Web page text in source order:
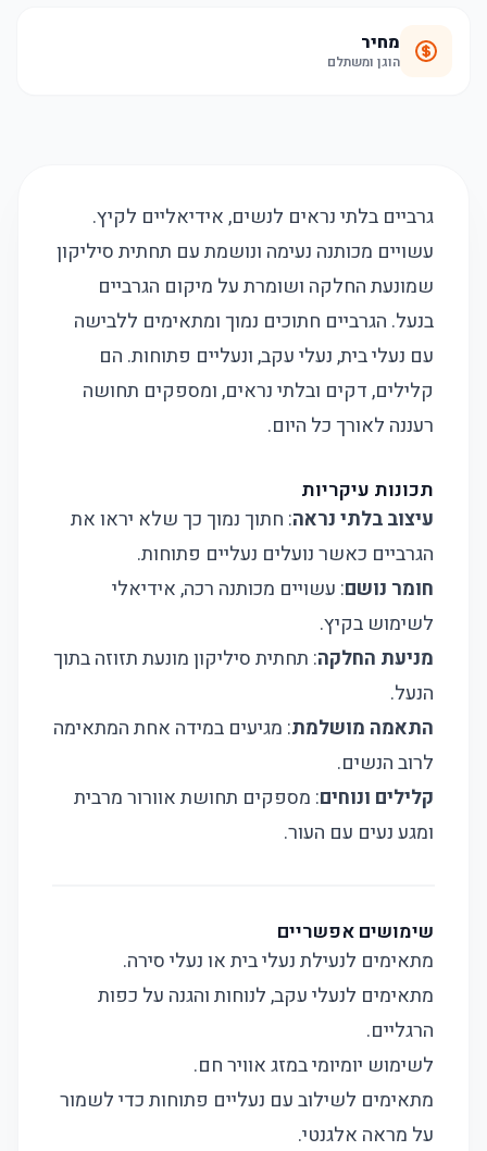
מחיר
הוגן ומשתלם
גרביים בלתי נראים לנשים, אידיאליים לקיץ.
עשויים מכותנה נעימה ונושמת עם תחתית סיליקון
שמונעת החלקה ושומרת על מיקום הגרביים
בנעל. הגרביים חתוכים נמוך ומתאימים ללבישה
עם נעלי בית, נעלי עקב, ונעליים פתוחות. הם
קלילים, דקים ובלתי נראים, ומספקים תחושה
רעננה לאורך כל היום.
תכונות עיקריות
עיצוב בלתי נראה: חתוך נמוך כך שלא יראו את
הגרביים כאשר נועלים נעליים פתוחות.
חומר נושם: עשויים מכותנה רכה, אידיאלי
לשימוש בקיץ.
מניעת החלקה: תחתית סיליקון מונעת תזוזה בתוך
הנעל.
התאמה מושלמת: מגיעים במידה אחת המתאימה
לרוב הנשים.
קלילים ונוחים: מספקים תחושת אוורור מרבית
ומגע נעים עם העור.
שימושים אפשריים
מתאימים לנעילת נעלי בית או נעלי סירה.
מתאימים לנעלי עקב, לנוחות והגנה על כפות
הרגליים.
לשימוש יומיומי במזג אוויר חם.
מתאימים לשילוב עם נעליים פתוחות כדי לשמור
על מראה אלגנטי.